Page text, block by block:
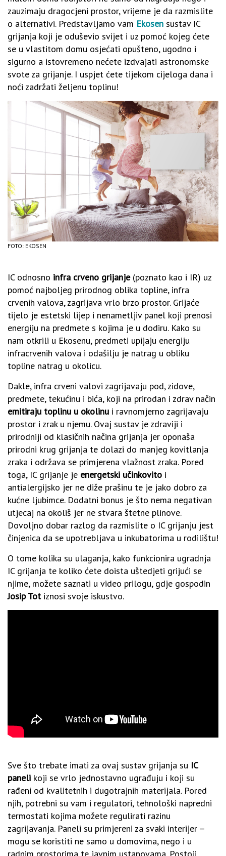
zauzimaju dragocjeni prostor, vrijeme je da razmislite
o alternativi. Predstavljamo vam Ekosen sustav IC
grijanja koji je oduševio svijet i uz pomoć kojeg ćete
se u vlastitom domu osjećati opušteno, ugodno i
sigurno a istovremeno nećete izdvajati astronomske
svote za grijanje. I uspjet ćete tijekom cijeloga dana i
noći zadržati željenu toplinu!
FOTO: EKOSEN
IC odnosno infra crveno grijanje(poznato kao i IR) uz
pomoć najboljeg prirodnog oblika topline, infra
crvenih valova, zagrijava vrlo brzo prostor. Grijaće
tijelo je estetski lijep i nenametljiv panel koji prenosi
energiju na predmete s kojima je u dodiru. Kako su
nam otkrili u Ekosenu, predmeti upijaju energiju
infracrvenih valova i odašilju je natrag u obliku
topline natrag u okolicu.
Dakle, infra crveni valovi zagrijavaju pod, zidove,
predmete, tekućinu i bića, koji na prirodan i zdrav način
emitiraju toplinu u okolinu i ravnomjerno zagrijavaju
prostor i zrak u njemu. Ovaj sustav je zdraviji i
prirodniji od klasičnih načina grijanja jer oponaša
prirodni krug grijanja te dolazi do manjeg kovitlanja
zraka i održava se primjerena vlažnost zraka. Pored
toga, IC grijanje je energetski učinkovito i
antialergijsko jer ne diže prašinu te je jako dobro za
kućne ljubimce. Dodatni bonus je što nema negativan
utjecaj na okoliš jer ne stvara štetne plinove.
Dovoljno dobar razlog da razmislite o IC grijanju jest
činjenica da se upotrebljava u inkubatorima u rodilištu!
O tome kolika su ulaganja, kako funkcionira ugradnja
IC grijanja te koliko ćete doista uštedjeti grijući se
njime, možete saznati u video prilogu, gdje gospodin
Josip Tot iznosi svoje iskustvo.
Sve što trebate imati za ovaj sustav grijanja su IC
paneli koji se vrlo jednostavno ugrađuju i koji su
rađeni od kvalitetnih i dugotrajnih materijala. Pored
njih, potrebni su vam i regulatori, tehnološki napredni
termostati kojima možete regulirati razinu
zagrijavanja. Paneli su primjereni za svaki interijer –
mogu se koristiti ne samo u domovima, nego i u